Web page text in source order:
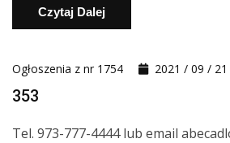
Czytaj Dalej
Ogłoszenia z nr 1754 2021 / 09 / 21
353
Tel. 973-777-4444 lub email